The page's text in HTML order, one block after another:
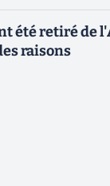
été retiré de
raisons